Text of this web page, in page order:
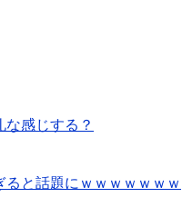
な感じする？
ると話題にｗｗｗｗｗｗｗ